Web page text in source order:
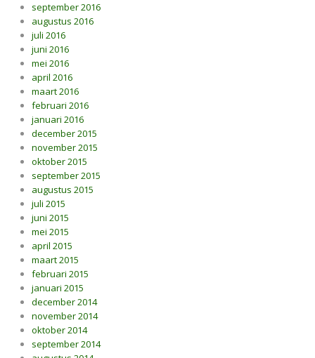
september 2016
augustus 2016
juli 2016
juni 2016
mei 2016
april 2016
maart 2016
februari 2016
januari 2016
december 2015
november 2015
oktober 2015
september 2015
augustus 2015
juli 2015
juni 2015
mei 2015
april 2015
maart 2015
februari 2015
januari 2015
december 2014
november 2014
oktober 2014
september 2014